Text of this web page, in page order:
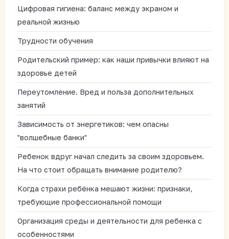
Цифровая гигиена: баланс между экраном и
реальной жизнью
Трудности обучения
Родительский пример: как наши привычки влияют на
здоровье детей
Переутомление. Вред и польза дополнительных
занятий
Зависимость от энергетиков: чем опасны
"волшебные банки"
Ребенок вдруг начал следить за своим здоровьем.
На что стоит обращать внимание родителю?
Когда страхи ребёнка мешают жизни: признаки,
требующие профессиональной помощи
Организация среды и деятельности для ребенка с
особенностями